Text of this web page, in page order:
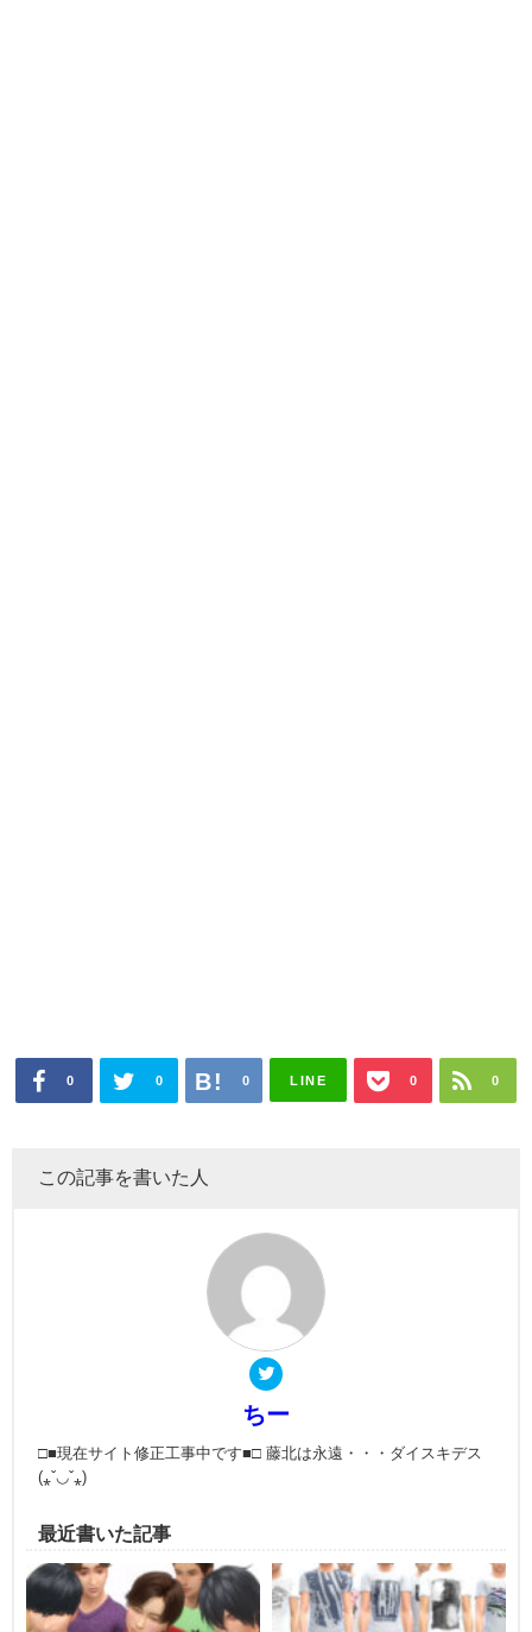
0 0 0 LINE 0 0
この記事を書いた人
ちー
□■現在サイト修正工事中です■□ 藤北は永遠・・・ダイスキデス
(⁎ˇ◡ˇ⁎)
最近書いた記事